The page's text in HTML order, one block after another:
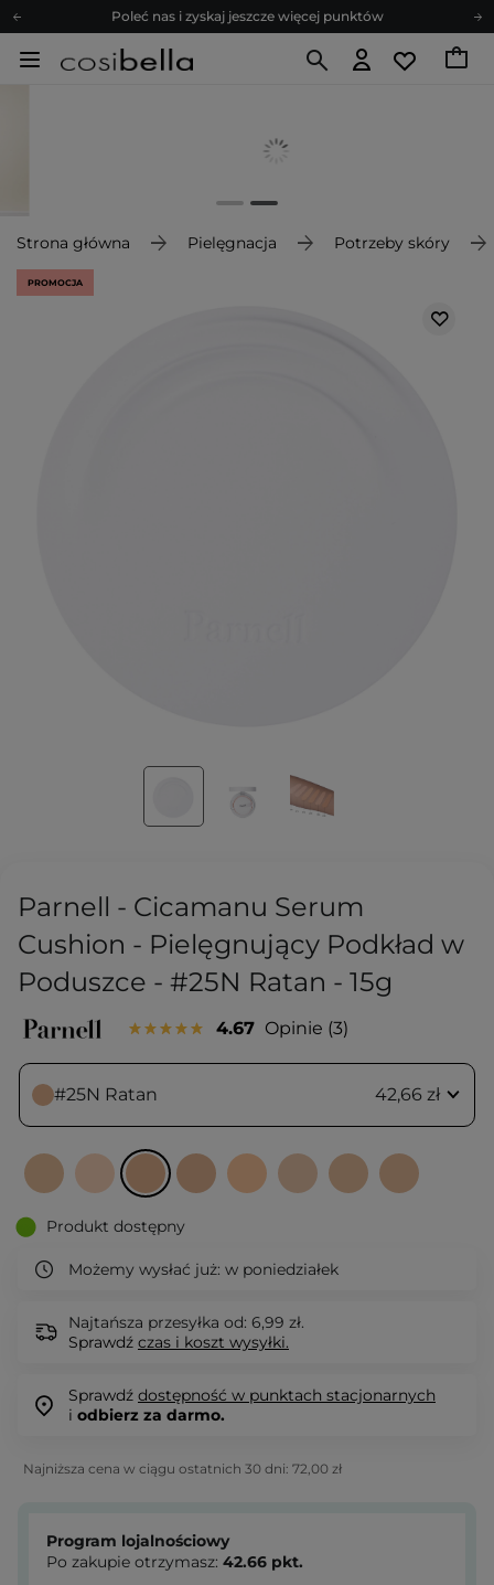
Poleć nas i zyskaj jeszcze więcej punktów
Zapisz się na newsletter pełen porad
Poleć nas i zyskaj jeszcze więcej punktów
Strona główna Pielęgnacja Potrzeby skóry
PROMOCJA
Parnell - Cicamanu Serum
Cushion - Pielęgnujący Podkład w
Poduszce - #25N Ratan - 15g
4.67 Opinie 3
#25N Ratan 42,66 zł
Produkt dostępny
Możemy wysłać już: w poniedziałek
Najtańsza przesyłka od: 6,99 zł.
Sprawdź czas i koszt wysyłki.
Sprawdź dostępność w punktach stacjonarnych
i odbierz za darmo.
Najniższa cena w ciągu ostatnich 30 dni: 72,00 zł
Program lojalnościowy
Po zakupie otrzymasz: 42.66 pkt.